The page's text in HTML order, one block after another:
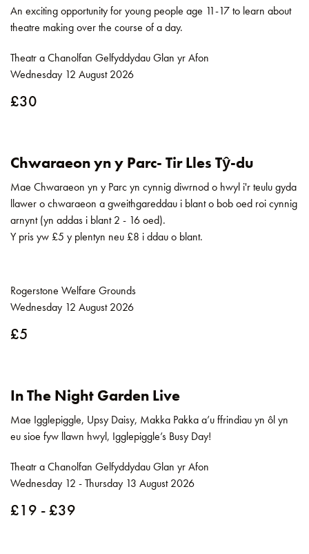
An exciting opportunity for young people age 11-17 to learn about
theatre making over the course of a day.
Theatr a Chanolfan Gelfyddydau Glan yr Afon
Wednesday 12 August 2026
£30
Chwaraeon yn y Parc- Tir Lles Tŷ-du
Mae Chwaraeon yn y Parc yn cynnig diwrnod o hwyl i'r teulu gyda
llawer o chwaraeon a gweithgareddau i blant o bob oed roi cynnig
arnynt (yn addas i blant 2 - 16 oed).
Y pris yw £5 y plentyn neu £8 i ddau o blant.
Rogerstone Welfare Grounds
Wednesday 12 August 2026
£5
In The Night Garden Live
Mae Igglepiggle, Upsy Daisy, Makka Pakka a’u ffrindiau yn ôl yn
eu sioe fyw llawn hwyl, Igglepiggle’s Busy Day!
Theatr a Chanolfan Gelfyddydau Glan yr Afon
Wednesday 12 - Thursday 13 August 2026
£19 - £39